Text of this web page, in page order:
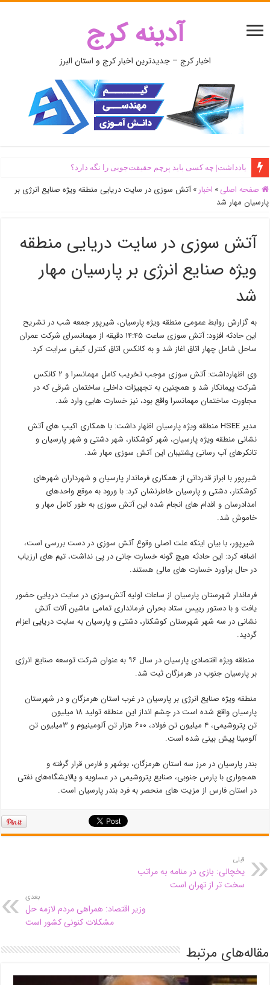
آدینه کرج
اخبار کرج – جدیدترین اخبار کرج و استان البرز
یادداشت| ‌چه کسی باید پرچم حقیقت‌جویی را نگه دارد؟
صفحه اصلی » اخبار » آتش سوزی در سایت دریایی منطقه ویژه صنایع انرژی بر
پارسیان مهار شد
آتش سوزی در سایت دریایی منطقه
ویژه صنایع انرژی بر پارسیان مهار
شد
به گزارش روابط عمومی منطقه ویژه پارسیان، شیرپور جمعه شب در تشریح
این حادثه افزود: آتش سوزی ساعت ۱۴:۴۵ دقیقه از مهمانسرای شرکت عمران
ساحل شامل چهار اتاق اغاز شد و به کانکس اتاق کنترل کیفی سرایت کرد.
وی اظهارداشت: آتش سوزی موجب تخریب کامل مهمانسرا و ۲ کانکس
شرکت پیمانکار شد و همچنین به تجهیزات داخلی ساختمان شرقی که در
مجاورت ساختمان مهمانسرا واقع بود، نیز خسارت هایی وارد شد.
مدیر HSEE منطقه ویژه پارسیان اظهار داشت: با همکاری اکیپ های آتش
نشانی منطقه ویژه پارسیان، شهر کوشکنار، شهر دشتی و شهر پارسیان و
تانکرهای آب رسانی پشتیبان این آتش سوزی مهار شد.
شیرپور با ابراز قدردانی از همکاری فرماندار پارسیان و شهرداران شهرهای
کوشکنار، دشتی و پارسیان خاطرنشان کرد: با ورود به موقع واحدهای
امدادرسان و اقدام های انجام شده این آتش سوزی به طور کامل مهار و
خاموش شد.
شیرپور، با بیان اینکه علت اصلی وقوع آتش سوزی در دست بررسی است،
اضافه کرد: این حادثه هیچ گونه خسارت جانی در پی نداشت، تیم های ارزیاب
در حال برآورد خسارت های مالی هستند.
فرماندار شهرستان پارسیان از ساعات اولیه آتش‌سوزی در سایت دریایی حضور
یافت و با دستور رییس ستاد بحران فرمانداری تمامی ماشین آلات آتش
نشانی در سه شهر شهرستان کوشکنار، دشتی و پارسیان به سایت دریایی اعزام
گردید.
منطقه ویژه اقتصادی پارسیان در سال ۹۶ به عنوان شرکت توسعه صنایع انرژی
بر پارسیان جنوب در هرمزگان ثبت شد.
منطقه ویژه صنایع انرژی بر پارسیان در غرب استان هرمزگان و در شهرستان
پارسیان واقع شده است در چشم انداز این منطقه تولید ۱۸ میلیون
تن پتروشیمی، ۴ میلیون تن فولاد، ۶۰۰ هزار تن آلومینیوم و ۳میلیون تن
آلومینا پیش بینی شده است.
بندر پارسیان در مرز سه استان هرمزگان، بوشهر و فارس قرار گرفته و
همجواری با پارس جنوبی، صنایع پتروشیمی در عسلویه و پالایشگاه‌های نفتی
در استان فارس از مزیت های منحصر به فرد بندر پارسیان است.
قبلی
یخچالی: بازی در منامه به مراتب
سخت تر از تهران است
بعدی
وزیر اقتصاد: همراهی مردم لازمه حل
مشکلات کنونی کشور است
مقاله‌های مرتبط